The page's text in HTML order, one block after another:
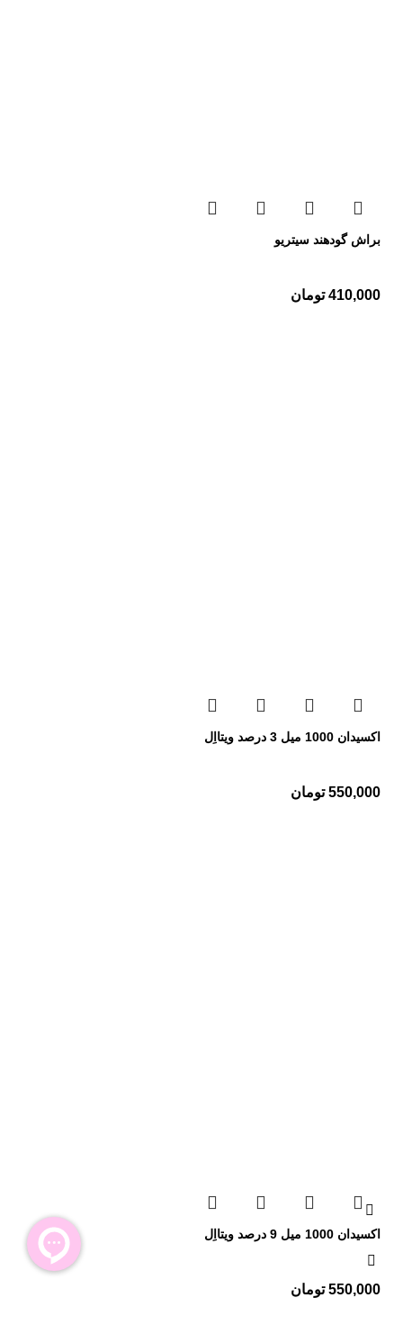
براش گودهند سیتریو
410,000 تومان
اکسیدان 1000 میل 3 درصد ویتااِل
550,000 تومان
اکسیدان 1000 میل 9 درصد ویتااِل
550,000 تومان